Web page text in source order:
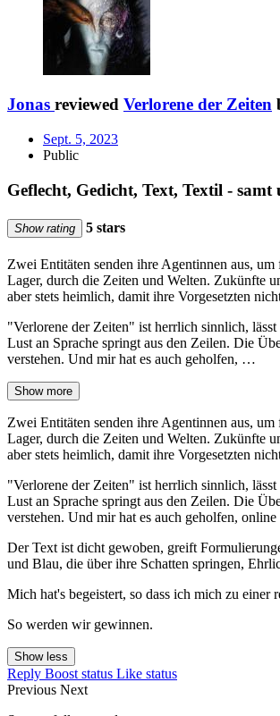
Jonas reviewed Verlorene der Zeiten
Sept. 5, 2023
Public
Geflecht, Gedicht, Text, Textil - samt
Show rating 5 stars
Zwei Entitäten senden ihre Agentinnen aus,
Lager, durch die Zeiten und Welten. Zukünfte
aber stets heimlich, damit ihre Vorgesetzten
"Verlorene der Zeiten" ist herrlich sinnlich,
Lust an Sprache springt aus den Zeilen. Die
verstehen. Und mir hat es auch geholfen, …
Show more
Zwei Entitäten senden ihre Agentinnen aus,
Lager, durch die Zeiten und Welten. Zukünfte
aber stets heimlich, damit ihre Vorgesetzten
"Verlorene der Zeiten" ist herrlich sinnlich,
Lust an Sprache springt aus den Zeilen. Die
verstehen. Und mir hat es auch geholfen,
Der Text ist dicht gewoben, greift
und Blau, die über ihre Schatten springen,
Mich hat's begeistert, so dass ich mich zu einer
So werden wir gewinnen.
Show less
Reply Boost status Like status
Previous Next